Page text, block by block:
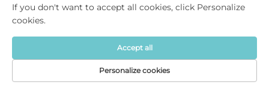
Салата Стик Талица Бинаурална Печење Пана
Талица Супа Талица Једно руче Талица Кухињска
столна посуђа
Početna
Производ Oko Контакт
If you don't want to accept all cookies, click Personalize
cookies.
Personalize cookies
Accept all